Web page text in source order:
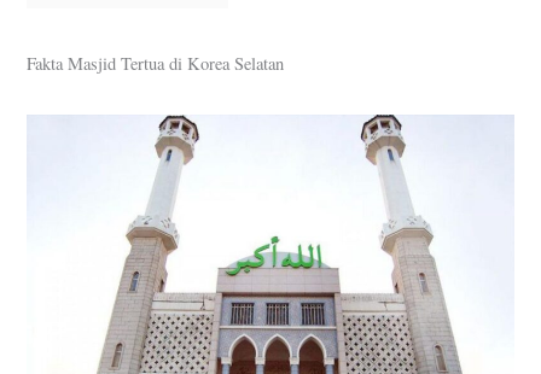
Fakta Masjid Tertua di Korea Selatan